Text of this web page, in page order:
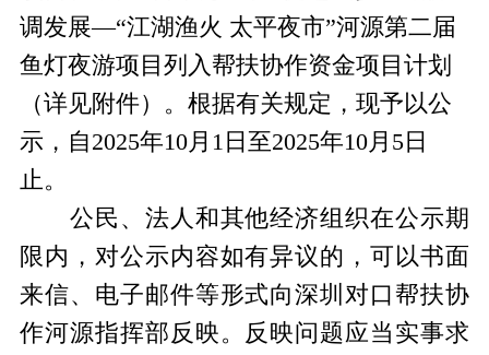
调发展—“江湖渔火 太平夜市”河源第二届
鱼灯夜游项目列入帮扶协作资金项目计划
（详见附件）。根据有关规定，现予以公
示，自2025年10月1日至2025年10月5日
止。
公民、法人和其他经济组织在公示期
限内，对公示内容如有异议的，可以书面
来信、电子邮件等形式向深圳对口帮扶协
作河源指挥部反映。反映问题应当实事求